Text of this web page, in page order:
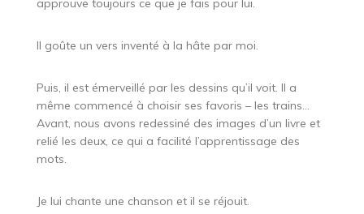
approuve toujours ce que je fais pour lui.
Il goûte un vers inventé à la hâte par moi.
Puis, il est émerveillé par les dessins qu’il voit. Il a
même commencé à choisir ses favoris – les trains…
Avant, nous avons redessiné des images d’un livre et
relié les deux, ce qui a facilité l’apprentissage des
mots.
Je lui chante une chanson et il se réjouit.